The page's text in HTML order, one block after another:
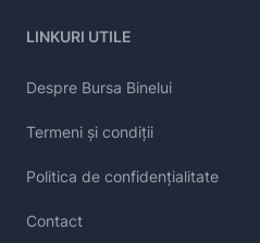
LINKURI UTILE
Despre Bursa Binelui
Termeni și condiții
Politica de confidențialitate
Contact